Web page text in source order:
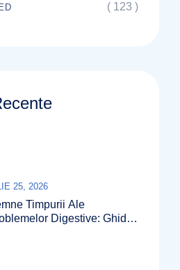
( 123 )
Timpurii Ale
Digestive: Ghid
25, 2026